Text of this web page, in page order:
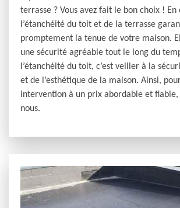
terrasse ? Vous avez fait le bon choix ! En
l’étanchéité du toit et de la terrasse
promptement la tenue de votre maison.
une sécurité agréable tout le long du
l’étanchéité du toit, c’est veiller à la
et de l’esthétique de la maison. Ainsi,
intervention à un prix abordable et fiable,
nous.